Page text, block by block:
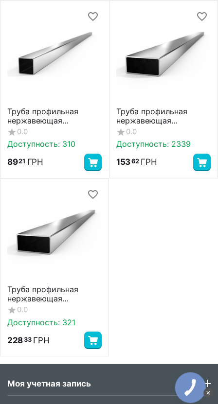
Труба профильная
нержавеющая
20х20х1,5 AISI 201 600 g
0.0
Доступность: 310
8921 ГРН
Труба профильная
нержавеющая
0.0
Доступность: 2339
15362 ГРН
Труба профильная
нержавеющая
60х40х1,5 AISI 201 600
G
0.0
Доступность: 321
22833 ГРН
Моя учетная запись